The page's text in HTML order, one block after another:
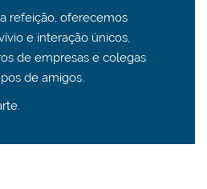
refeição, oferecemos
e interação únicos,
de empresas e colegas
de amigos.